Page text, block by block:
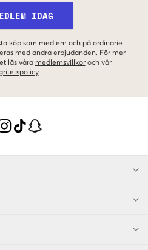
IDAG
köp som medlem och på ordinarie
med andra erbjudanden. För mer
läs våra medlemsvillkor och vår